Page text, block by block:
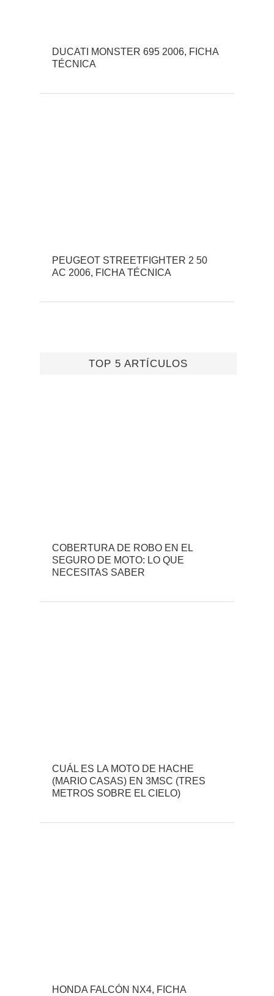
DUCATI MONSTER 695 2006, FICHA
TÉCNICA
PEUGEOT STREETFIGHTER 2 50
AC 2006, FICHA TÉCNICA
TOP 5 ARTÍCULOS
COBERTURA DE ROBO EN EL
SEGURO DE MOTO: LO QUE
NECESITAS SABER
CUÁL ES LA MOTO DE HACHE
(MARIO CASAS) EN 3MSC (TRES
METROS SOBRE EL CIELO)
HONDA FALCÓN NX4, FICHA